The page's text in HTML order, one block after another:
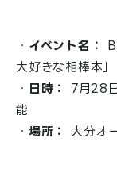
イベント名：
大好きな相棒本」
日時：
7月28
能
場所：
大分オ